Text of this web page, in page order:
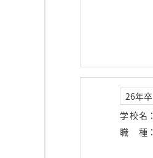
26年卒
学校名 ：
職種 ：